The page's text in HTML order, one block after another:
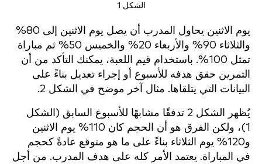
الشكل 1
يوم الاثنين يحاول المدرب أن يصل يوم الاثنين إلى 80%
والثلاثاء 90% والأربعاء 20% والخميس 50% ثم مباراة
تمثل 100%. باستخدام قيم اللعبة، يمكنك التأكد من أن
التمرين حقق هدفه للأسبوع أو إجراء تعديل بناءً على
البيانات التي يتلقاها. مثال آخر موضح في الشكل 2.
يُظهر الشكل 2 تدفقًا مشابهًا للأسبوع السابق (الشكل
1)، ولكن الفرق هو أن الحجم كان 110% يوم الاثنين
و120% يوم الثلاثاء بناءً على ما هو متوقع عادةً كحجم
في المباراة. يعتمد الأمر كله على هدف المدرب. من أجل